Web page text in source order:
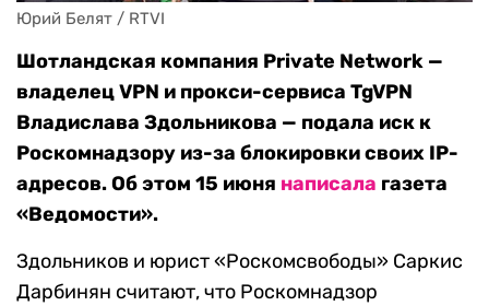
Юрий Белят / RTVI
Шотландская компания Private Network —
владелец VPN и прокси-сервиса TgVPN
Владислава Здольникова — подала иск к
Роскомнадзору из-за блокировки своих IP-
адресов. Об этом 15 июня написала газета
«Ведомости».
Здольников и юрист «Роскомсвободы» Саркис
Дарбинян считают, что Роскомнадзор